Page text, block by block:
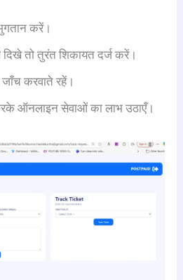
करें।
तो तुरंत शिकायत दर्ज करें।
करवाते रहें।
ऑनलाइन सेवाओं का लाभ उठाएँ।